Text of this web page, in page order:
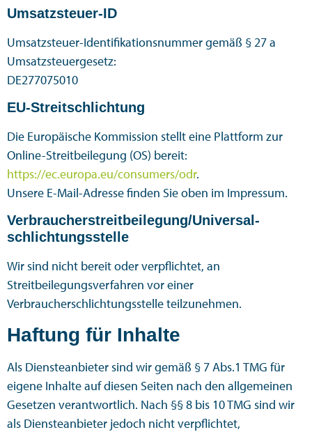
Umsatzsteuer-ID
Umsatzsteuer-Identifikationsnummer gemäß § 27 a
Umsatzsteuergesetz:
DE277075010
EU-Streitschlichtung
Die Europäische Kommission stellt eine Plattform zur
Online-Streitbeilegung (OS) bereit:
https://ec.europa.eu/consumers/odr.
Unsere E-Mail-Adresse finden Sie oben im Impressum.
Verbraucher­streit­beilegung/Universal­
schlichtungs­stelle
Wir sind nicht bereit oder verpflichtet, an
Streitbeilegungsverfahren vor einer
Verbraucherschlichtungsstelle teilzunehmen.
Haftung für Inhalte
Als Diensteanbieter sind wir gemäß § 7 Abs.1 TMG für
eigene Inhalte auf diesen Seiten nach den allgemeinen
Gesetzen verantwortlich. Nach §§ 8 bis 10 TMG sind wir
als Diensteanbieter jedoch nicht verpflichtet,